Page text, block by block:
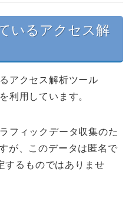
いるアクセス解
アクセス解析ツール
利用しています。
フィックデータ収集のた
が、このデータは匿名で
するものではありませ